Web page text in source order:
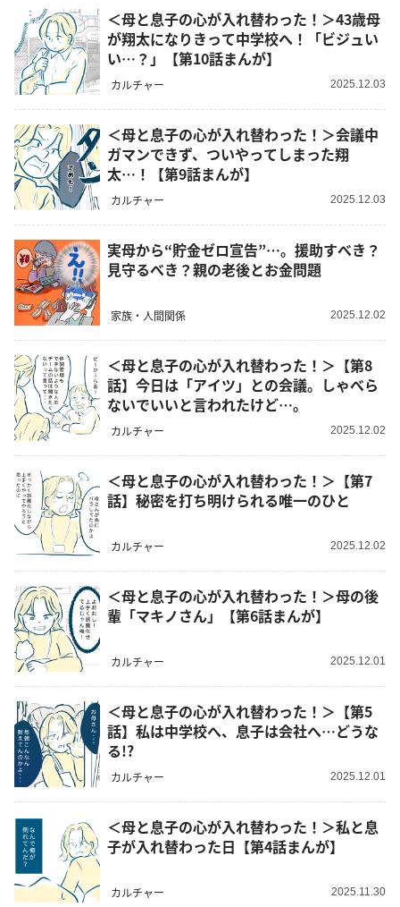
＜母と息子の心が入れ替わった！＞43歳母
が翔太になりきって中学校へ！「ビジュい
い…？」【第10話まんが】
カルチャー 2025.12.03
＜母と息子の心が入れ替わった！＞会議中
ガマンできず、ついやってしまった翔
太…！【第9話まんが】
カルチャー 2025.12.03
実母から“貯金ゼロ宣告”…。援助すべき？
見守るべき？親の老後とお金問題
家族・人間関係 2025.12.02
＜母と息子の心が入れ替わった！＞【第8
話】今日は「アイツ」との会議。しゃべら
ないでいいと言われたけど…。
カルチャー 2025.12.02
＜母と息子の心が入れ替わった！＞【第7
話】秘密を打ち明けられる唯一のひと
カルチャー 2025.12.02
＜母と息子の心が入れ替わった！＞母の後
輩「マキノさん」【第6話まんが】
カルチャー 2025.12.01
＜母と息子の心が入れ替わった！＞【第5
話】私は中学校へ、息子は会社へ…どうな
る!?
カルチャー 2025.12.01
＜母と息子の心が入れ替わった！＞私と息
子が入れ替わった日【第4話まんが】
カルチャー 2025.11.30